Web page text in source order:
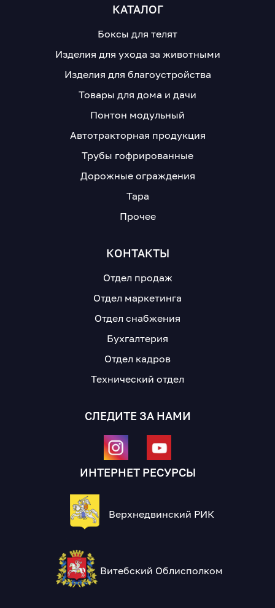
КАТАЛОГ
Боксы для телят
Изделия для ухода за животными
Изделия для благоустройства
Товары для дома и дачи
Понтон модульный
Автотракторная продукция
Трубы гофрированные
Дорожные ограждения
Тара
Прочее
КОНТАКТЫ
Отдел продаж
Отдел маркетинга
Отдел снабжения
Бухгалтерия
Отдел кадров
Технический отдел
СЛЕДИТЕ ЗА НАМИ
ИНТЕРНЕТ РЕСУРСЫ
Верхнедвинский РИК
Витебский Облисполком